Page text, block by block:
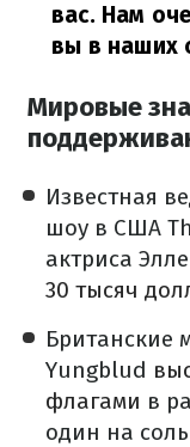
вас. Нам
вы в наших
Мировые
Известная
шоу в США
актриса
30 тысяч
Британские
Yungblud
флагами в
один на